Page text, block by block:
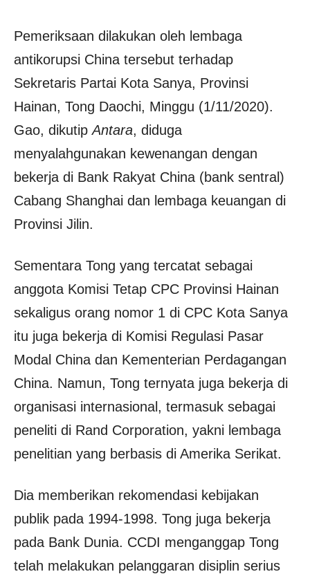
Pemeriksaan dilakukan oleh lembaga
antikorupsi China tersebut terhadap
Sekretaris Partai Kota Sanya, Provinsi
Hainan, Tong Daochi, Minggu (1/11/2020).
Gao, dikutipAntara, diduga
menyalahgunakan kewenangan dengan
bekerja di Bank Rakyat China (bank sentral)
Cabang Shanghai dan lembaga keuangan di
Provinsi Jilin.
Sementara Tong yang tercatat sebagai
anggota Komisi Tetap CPC Provinsi Hainan
sekaligus orang nomor 1 di CPC Kota Sanya
itu juga bekerja di Komisi Regulasi Pasar
Modal China dan Kementerian Perdagangan
China. Namun, Tong ternyata juga bekerja di
organisasi internasional, termasuk sebagai
peneliti di Rand Corporation, yakni lembaga
penelitian yang berbasis di Amerika Serikat.
Dia memberikan rekomendasi kebijakan
publik pada 1994-1998. Tong juga bekerja
pada Bank Dunia. CCDI menganggap Tong
telah melakukan pelanggaran disiplin serius